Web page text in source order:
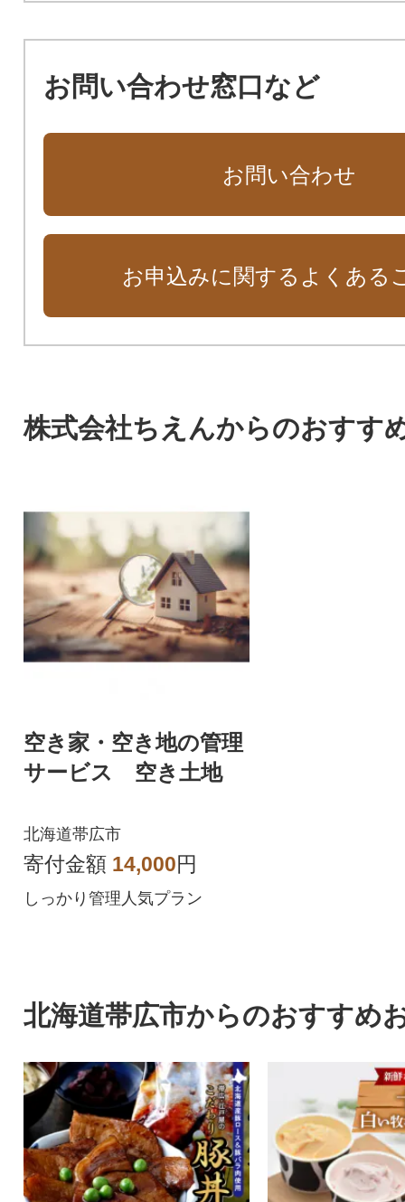
お問い合わせ窓口など
お問い合わせ
お申込みに関するよくある
株式会社ちえんからのおすす
空き家・空き地の管理
サービス 空き土地
北海道帯広市
寄付金額 14,000円
しっかり管理人気プラン
北海道帯広市からのおすすめ